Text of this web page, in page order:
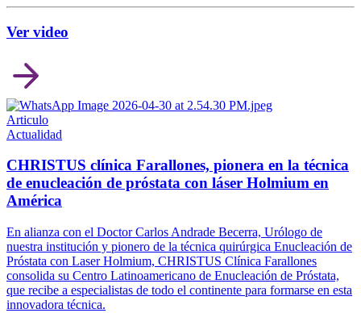
Ver video
Articulo
Actualidad
CHRISTUS clínica Farallones, pionera en la técnica
de enucleación de próstata con láser Holmium en
América
En alianza con el Doctor Carlos Andrade Becerra, Urólogo de
nuestra institución y pionero de la técnica quirúrgica Enucleación de
Próstata con Laser Holmium, CHRISTUS Clínica Farallones
consolida su Centro Latinoamericano de Enucleación de Próstata,
que recibe a especialistas de todo el continente para formarse en esta
innovadora técnica.